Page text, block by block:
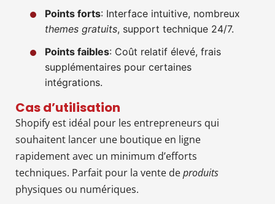
Points forts: Interface intuitive, nombreux
themes gratuits, support technique 24/7.
Points faibles: Coût relatif élevé, frais
supplémentaires pour certaines
intégrations.
Cas d’utilisation
Shopify est idéal pour les entrepreneurs qui
souhaitent lancer une boutique en ligne
rapidement avec un minimum d’efforts
techniques. Parfait pour la vente deproduits
physiques ou numériques.